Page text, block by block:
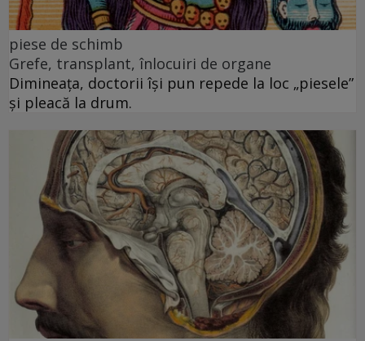
piese de schimb
Grefe, transplant, înlocuiri de organe
Dimineața, doctorii își pun repede la loc „piesele”
și pleacă la drum.